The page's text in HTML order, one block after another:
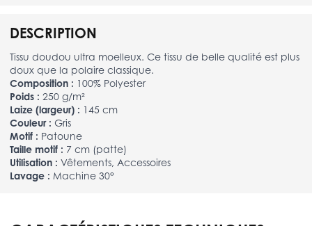
DESCRIPTION
Tissu doudou ultra moelleux. Ce tissu de belle qualité est plus
doux que la polaire classique.
Composition : 100% Polyester
Poids : 250 g/m²
Laize (largeur) : 145 cm
Couleur : Gris
Motif : Patoune
Taille motif : 7 cm (patte)
Utilisation : Vêtements, Accessoires
Lavage : Machine 30°